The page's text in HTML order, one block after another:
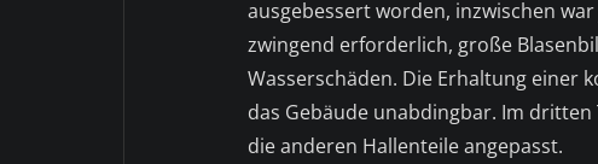
ausgebessert worden, inzwischen
zwingend erforderlich, große
Wasserschäden. Die Erhaltung einer
das Gebäude unabdingbar. Im
die anderen Hallenteile angepasst.